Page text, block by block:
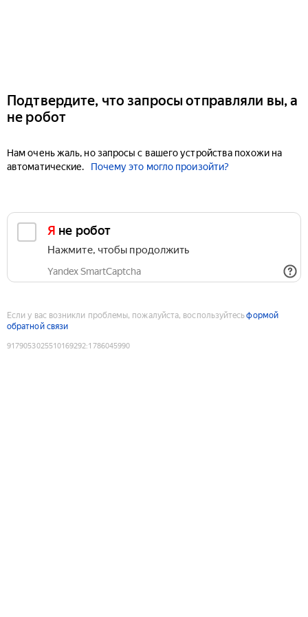
Подтвердите, что запросы отправляли вы, а
не робот
Нам очень жаль, но запросы с вашего устройства похожи на
автоматические.
Почему это могло произойти?
Я не робот
Нажмите, чтобы продолжить
Yandex SmartCaptcha
Если у вас возникли проблемы, пожалуйста, воспользуйтесьформой
обратной связи
9179053025510169292:1786045990